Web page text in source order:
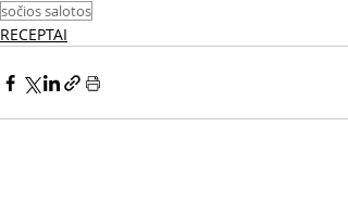
sočios salotos
RECEPTAI